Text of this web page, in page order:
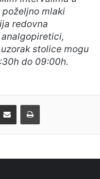
mlaki
redovna
stolice mogu
do 09:00h.
Share via Email Print